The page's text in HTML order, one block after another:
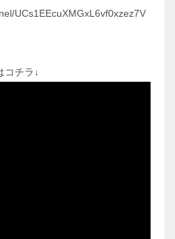
UCs1EEcuXMGxL6vf0xzez7V
コチラ↓